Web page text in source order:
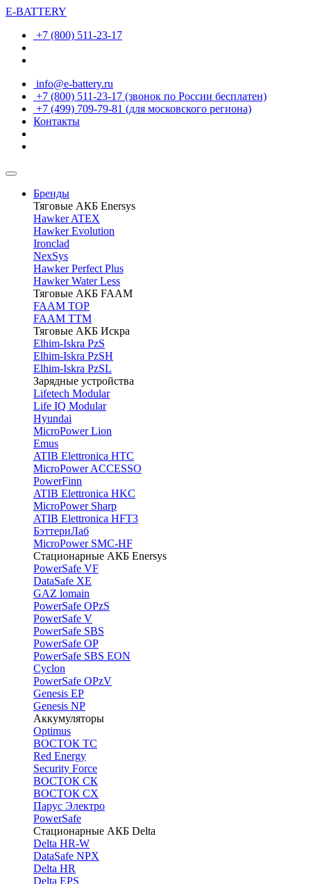
E-BATTERY
+7 (800) 511-23-17
info@e-battery.ru
+7 (800) 511-23-17 (звонок по России бесплатен)
+7 (499) 709-79-81 (для московского региона)
Контакты
Бренды
Тяговые АКБ Enersys
Hawker ATEX
Hawker Evolution
Ironclad
NexSys
Hawker Perfect Plus
Hawker Water Less
Тяговые АКБ FAAM
FAAM TOP
FAAM TTM
Тяговые АКБ Искра
Elhim-Iskra PzS
Elhim-Iskra PzSH
Elhim-Iskra PzSL
Зарядные устройства
Lifetech Modular
Life IQ Modular
Hyundai
MicroPower Lion
Emus
ATIB Elettronica HTC
MicroPower ACCESSO
PowerFinn
ATIB Elettronica HKC
MicroPower Sharp
ATIB Elettronica HFT3
БэттериЛаб
MicroPower SMC-HF
Стационарные АКБ Enersys
PowerSafe VF
DataSafe XE
GAZ lomain
PowerSafe OPzS
PowerSafe V
PоwerSafe SBS
PowerSafe OP
PоwerSafe SBS EON
Cyclon
PowerSafe OPzV
Genesis EP
Genesis NP
Аккумуляторы
Optimus
ВОСТОК ТС
Red Energy
Security Force
ВОСТОК СК
ВОСТОК СХ
Парус Электро
PowerSafe
Стационарные АКБ Delta
Delta HR-W
DataSafe NPX
Delta HR
Delta EPS